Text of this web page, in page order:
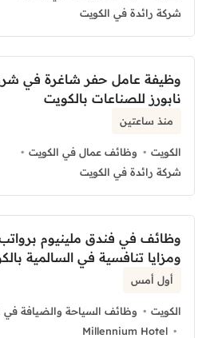
شركة رائدة في الكويت
وظيفة عامل حفر شاغرة في
نابورز للصناعات بالكويت
منذ ساعتين
الكويت
وظائف عمال في الكويت
شركة رائدة في الكويت
وظائف في فندق ملينيوم
ومزايا تنافسية في السالمية
أول أمس
الكويت
وظائف السياحة والضيافة في
Millennium Hotel